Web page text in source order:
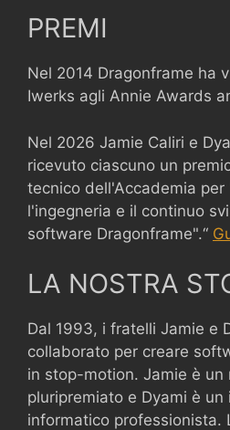
PREMI
Nel 2014 Dragonframe ha
Iwerks agli Annie Awards
Nel 2026 Jamie Caliri e
ricevuto ciascuno un
tecnico dell'Accademia
l'ingegneria e il continuo
software Dragonframe".“
LA NOSTRA
Dal 1993, i fratelli Jamie e
collaborato per creare
in stop-motion. Jamie è un
pluripremiato e Dyami è un
informatico professionista.